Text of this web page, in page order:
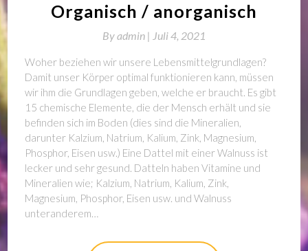
Organisch / anorganisch
Byadmin | Juli 4, 2021
Woher beziehen wir unsere Lebensmittelgrundlagen?
Damit unser Körper optimal funktionieren kann, müssen
wir ihm die Grundlagen geben, welche er braucht. Es gibt
15 chemische Elemente, die der Mensch erhält und sie
befinden sich im Boden (dies sind die Mineralien,
darunter Kalzium, Natrium, Kalium, Zink, Magnesium,
Phosphor, Eisen usw.) Eine Dattel mit einer Walnuss ist
lecker und sehr gesund. Datteln haben Vitamine und
Mineralien wie; Kalzium, Natrium, Kalium, Zink,
Magnesium, Phosphor, Eisen usw. und Walnuss
unteranderem…